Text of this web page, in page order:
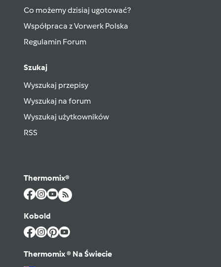
Co możemy dzisiaj ugotować?
Współpraca z Vorwerk Polska
Regulamin Forum
Szukaj
Wyszukaj przepisy
Wyszukaj na forum
Wyszukaj użytkowników
RSS
Thermomix®
Kobold
Thermomix ® Na Świecie